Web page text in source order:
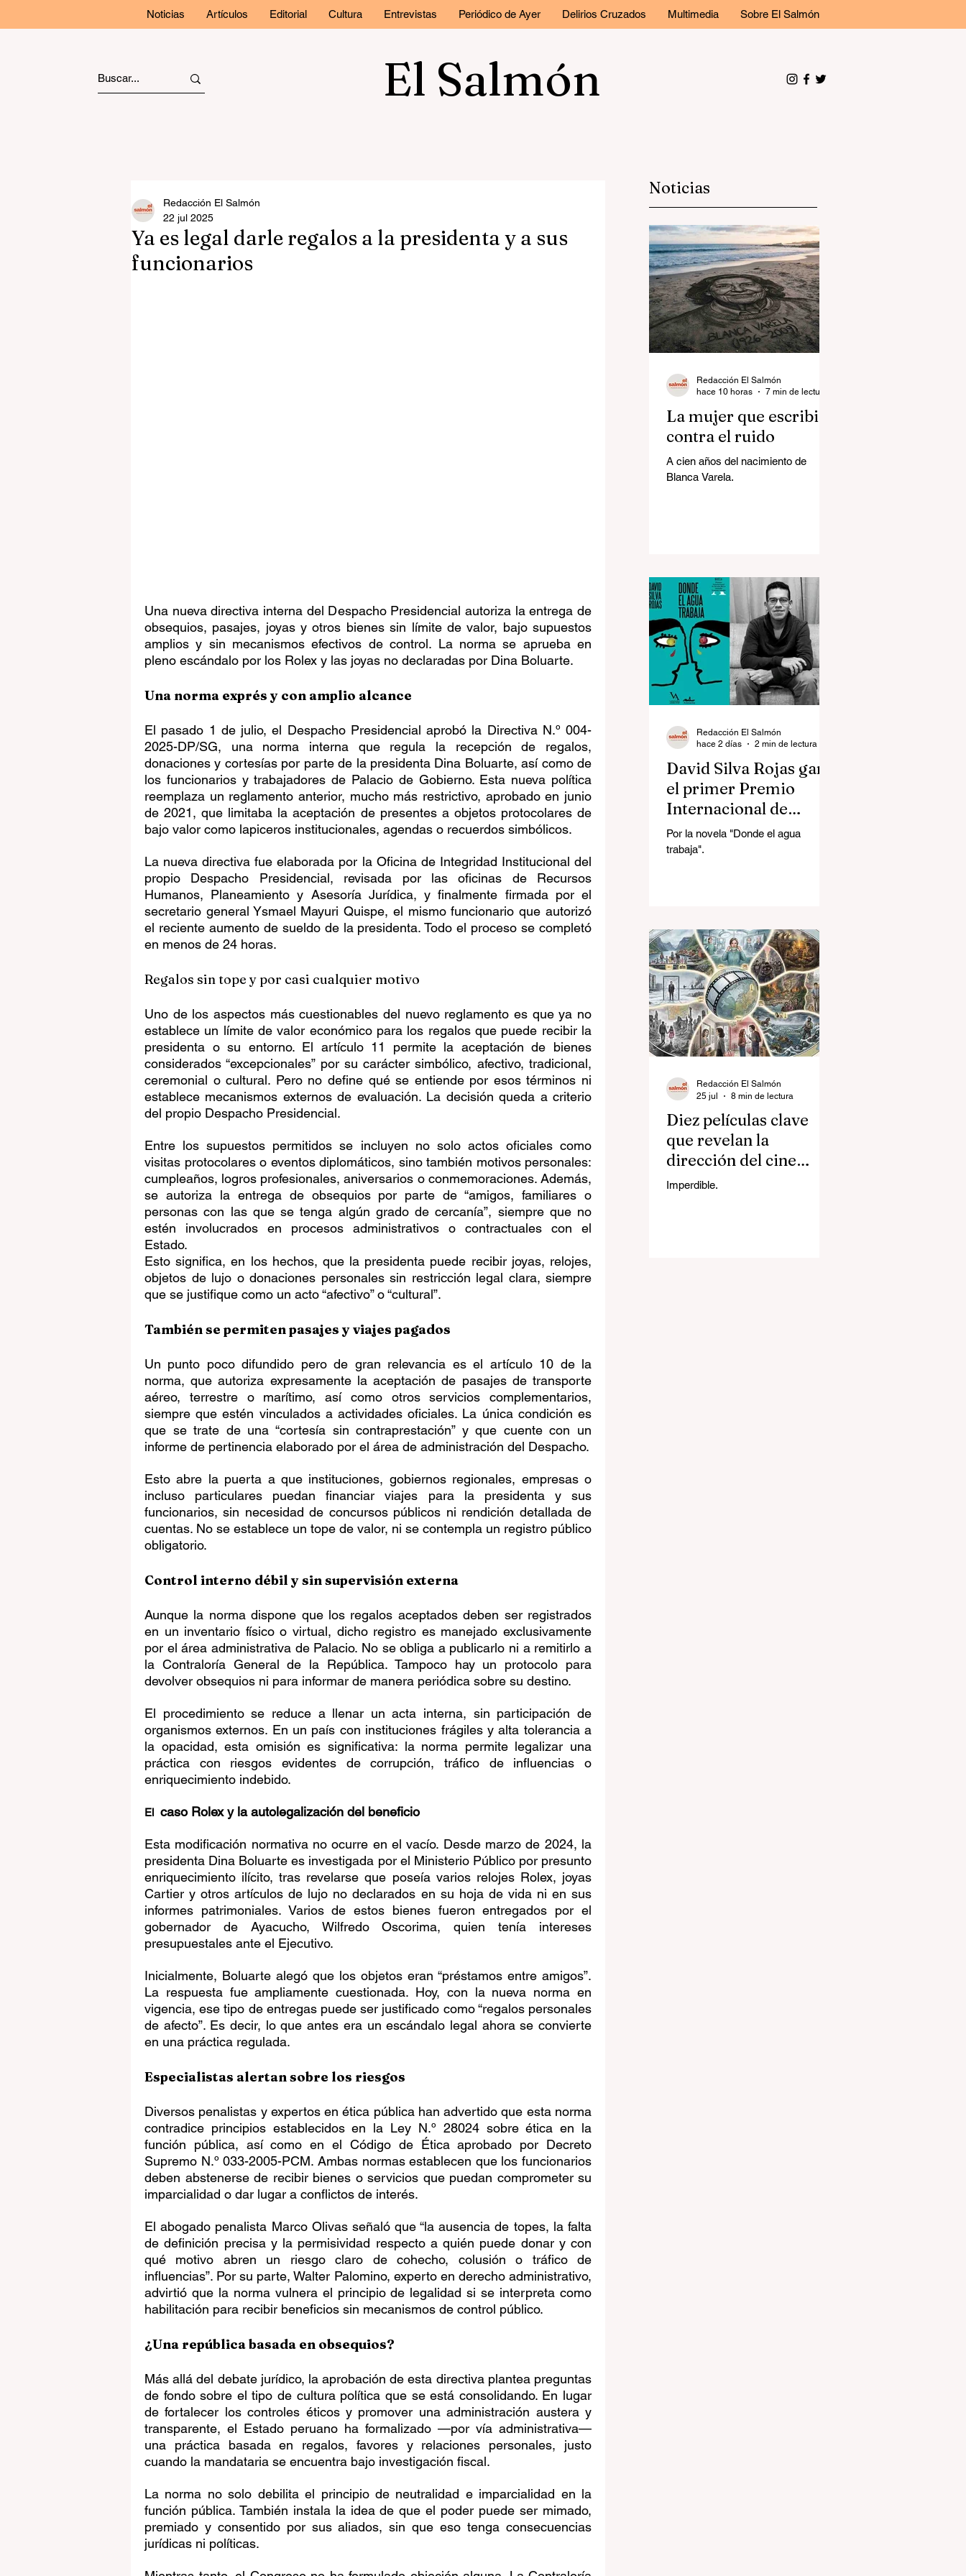
Noticias Artículos Editorial Cultura Entrevistas Periódico de Ayer Delirios Cruzados Multimedia Sobre El Salmón
El Salmón
Ya es legal darle regalos a la presidenta y a sus
funcionarios
Redacción El Salmón
22 jul 2025
Una nueva directiva interna del Despacho Presidencial autoriza la entrega de
obsequios, pasajes, joyas y otros bienes sin límite de valor, bajo supuestos
amplios y sin mecanismos efectivos de control. La norma se aprueba en
pleno escándalo por los Rolex y las joyas no declaradas por Dina Boluarte.
Una norma exprés y con amplio alcance
El pasado 1 de julio, el Despacho Presidencial aprobó la Directiva N.º 004-
2025-DP/SG, una norma interna que regula la recepción de regalos,
donaciones y cortesías por parte de la presidenta Dina Boluarte, así como de
los funcionarios y trabajadores de Palacio de Gobierno. Esta nueva política
reemplaza un reglamento anterior, mucho más restrictivo, aprobado en junio
de 2021, que limitaba la aceptación de presentes a objetos protocolares de
bajo valor como lapiceros institucionales, agendas o recuerdos simbólicos.
La nueva directiva fue elaborada por la Oficina de Integridad Institucional del
propio Despacho Presidencial, revisada por las oficinas de Recursos
Humanos, Planeamiento y Asesoría Jurídica, y finalmente firmada por el
secretario general Ysmael Mayuri Quispe, el mismo funcionario que autorizó
el reciente aumento de sueldo de la presidenta. Todo el proceso se completó
en menos de 24 horas.
Regalos sin tope y por casi cualquier motivo
Uno de los aspectos más cuestionables del nuevo reglamento es que ya no
establece un límite de valor económico para los regalos que puede recibir la
presidenta o su entorno. El artículo 11 permite la aceptación de bienes
considerados “excepcionales” por su carácter simbólico, afectivo, tradicional,
ceremonial o cultural. Pero no define qué se entiende por esos términos ni
establece mecanismos externos de evaluación. La decisión queda a criterio
del propio Despacho Presidencial.
Entre los supuestos permitidos se incluyen no solo actos oficiales como
visitas protocolares o eventos diplomáticos, sino también motivos personales:
cumpleaños, logros profesionales, aniversarios o conmemoraciones. Además,
se autoriza la entrega de obsequios por parte de “amigos, familiares o
personas con las que se tenga algún grado de cercanía”, siempre que no
estén involucrados en procesos administrativos o contractuales con el
Estado.
Esto significa, en los hechos, que la presidenta puede recibir joyas, relojes,
objetos de lujo o donaciones personales sin restricción legal clara, siempre
que se justifique como un acto “afectivo” o “cultural”.
También se permiten pasajes y viajes pagados
Un punto poco difundido pero de gran relevancia es el artículo 10 de la
norma, que autoriza expresamente la aceptación de pasajes de transporte
aéreo, terrestre o marítimo, así como otros servicios complementarios,
siempre que estén vinculados a actividades oficiales. La única condición es
que se trate de una “cortesía sin contraprestación” y que cuente con un
informe de pertinencia elaborado por el área de administración del Despacho.
Esto abre la puerta a que instituciones, gobiernos regionales, empresas o
incluso particulares puedan financiar viajes para la presidenta y sus
funcionarios, sin necesidad de concursos públicos ni rendición detallada de
cuentas. No se establece un tope de valor, ni se contempla un registro público
obligatorio.
Control interno débil y sin supervisión externa
Aunque la norma dispone que los regalos aceptados deben ser registrados
en un inventario físico o virtual, dicho registro es manejado exclusivamente
por el área administrativa de Palacio. No se obliga a publicarlo ni a remitirlo a
la Contraloría General de la República. Tampoco hay un protocolo para
devolver obsequios ni para informar de manera periódica sobre su destino.
El procedimiento se reduce a llenar un acta interna, sin participación de
organismos externos. En un país con instituciones frágiles y alta tolerancia a
la opacidad, esta omisión es significativa: la norma permite legalizar una
práctica con riesgos evidentes de corrupción, tráfico de influencias o
enriquecimiento indebido.
El caso Rolex y la autolegalización del beneficio
Esta modificación normativa no ocurre en el vacío. Desde marzo de 2024, la
presidenta Dina Boluarte es investigada por el Ministerio Público por presunto
enriquecimiento ilícito, tras revelarse que poseía varios relojes Rolex, joyas
Cartier y otros artículos de lujo no declarados en su hoja de vida ni en sus
informes patrimoniales. Varios de estos bienes fueron entregados por el
gobernador de Ayacucho, Wilfredo Oscorima, quien tenía intereses
presupuestales ante el Ejecutivo.
Inicialmente, Boluarte alegó que los objetos eran “préstamos entre amigos”.
La respuesta fue ampliamente cuestionada. Hoy, con la nueva norma en
vigencia, ese tipo de entregas puede ser justificado como “regalos personales
de afecto”. Es decir, lo que antes era un escándalo legal ahora se convierte
en una práctica regulada.
Especialistas alertan sobre los riesgos
Diversos penalistas y expertos en ética pública han advertido que esta norma
contradice principios establecidos en la Ley N.º 28024 sobre ética en la
función pública, así como en el Código de Ética aprobado por Decreto
Supremo N.º 033-2005-PCM. Ambas normas establecen que los funcionarios
deben abstenerse de recibir bienes o servicios que puedan comprometer su
imparcialidad o dar lugar a conflictos de interés.
El abogado penalista Marco Olivas señaló que “la ausencia de topes, la falta
de definición precisa y la permisividad respecto a quién puede donar y con
qué motivo abren un riesgo claro de cohecho, colusión o tráfico de
influencias”. Por su parte, Walter Palomino, experto en derecho administrativo,
advirtió que la norma vulnera el principio de legalidad si se interpreta como
habilitación para recibir beneficios sin mecanismos de control público.
¿Una república basada en obsequios?
Más allá del debate jurídico, la aprobación de esta directiva plantea preguntas
de fondo sobre el tipo de cultura política que se está consolidando. En lugar
de fortalecer los controles éticos y promover una administración austera y
transparente, el Estado peruano ha formalizado —por vía administrativa—
una práctica basada en regalos, favores y relaciones personales, justo
cuando la mandataria se encuentra bajo investigación fiscal.
La norma no solo debilita el principio de neutralidad e imparcialidad en la
función pública. También instala la idea de que el poder puede ser mimado,
premiado y consentido por sus aliados, sin que eso tenga consecuencias
jurídicas ni políticas.
Noticias
La mujer que escribió
contra el ruido
A cien años del nacimiento de
Blanca Varela.
Redacción El Salmón
hace 10 horas
7 min de lectura
David Silva Rojas ganó
el primer Premio
Internacional de
Novela Breve Almadía
Ventosa-Arrufat
Por la novela "Donde el agua
trabaja".
Redacción El Salmón
hace 2 días
2 min de lectura
Diez películas clave
que revelan la
dirección del cine
contemporáneo
Imperdible.
Redacción El Salmón
25 jul
8 min de lectura